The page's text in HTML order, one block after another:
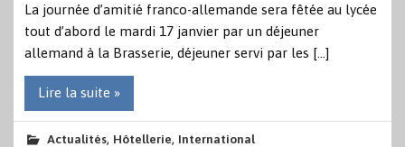
La journée d’amitié franco-allemande sera fêtée au lycée
tout d’abord le mardi 17 janvier par un déjeuner
allemand à la Brasserie, déjeuner servi par les […]
Lire la suite »
Actualités, Hôtellerie, International